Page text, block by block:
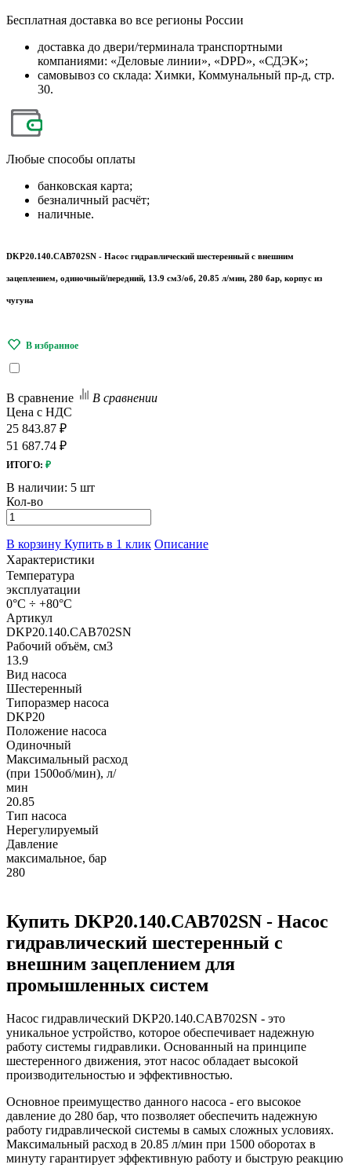
Бесплатная доставка во все регионы России
доставка до двери/терминала транспортными
компаниями: «Деловые линии», «DPD», «СДЭК»;
самовывоз со склада: Химки, Коммунальный пр-д, стр.
30.
Любые способы оплаты
банковская карта;
безналичный расчёт;
наличные.
DKP20.140.CAB702SN - Насос гидравлический шестеренный с внешним
зацеплением, одиночный/передний, 13.9 см3/об, 20.85 л/мин, 280 бар, корпус из
чугуна
В сравнение
В сравнении
Цена с НДС
25 843.87 ₽
51 687.74 ₽
ИТОГО: ₽
В наличии: 5 шт
Кол-во
В корзину Купить в 1 клик Описание
Характеристики
Температура
эксплуатации
0°C ÷ +80°C
Артикул
DKP20.140.CAB702SN
Рабочий объём, см3
13.9
Вид насоса
Шестеренный
Типоразмер насоса
DKP20
Положение насоса
Одиночный
Максимальный расход
(при 1500об/мин), л/
мин
20.85
Тип насоса
Нерегулируемый
Давление
максимальное, бар
280
Купить DKP20.140.CAB702SN - Насос
гидравлический шестеренный с
внешним зацеплением для
промышленных систем
Насос гидравлический DKP20.140.CAB702SN - это
уникальное устройство, которое обеспечивает надежную
работу системы гидравлики. Основанный на принципе
шестеренного движения, этот насос обладает высокой
производительностью и эффективностью.
Основное преимущество данного насоса - его высокое
давление до 280 бар, что позволяет обеспечить надежную
работу гидравлической системы в самых сложных условиях.
Максимальный расход в 20.85 л/мин при 1500 оборотах в
минуту гарантирует эффективную работу и быструю реакцию